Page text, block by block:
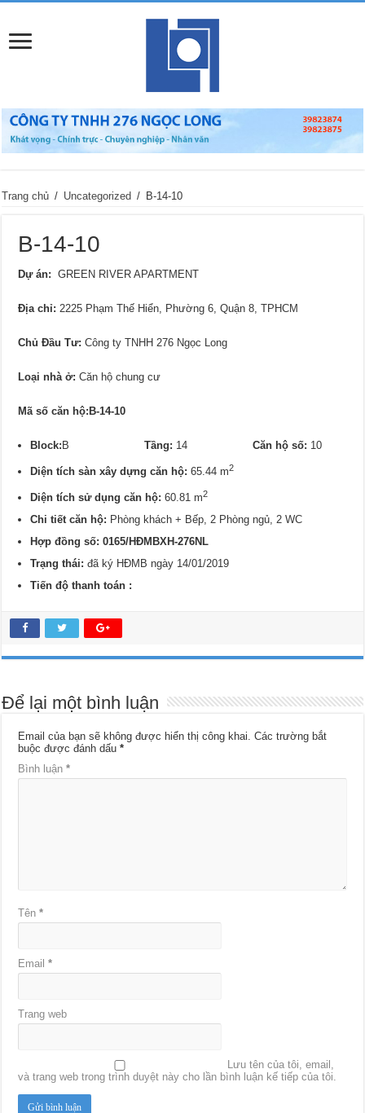
Trang chủ / Uncategorized / B-14-10
B-14-10
Dự án: GREEN RIVER APARTMENT
Địa chỉ: 2225 Phạm Thế Hiển, Phường 6, Quận 8, TPHCM
Chủ Đầu Tư: Công ty TNHH 276 Ngọc Long
Loại nhà ở: Căn hộ chung cư
Mã số căn hộ:B-14-10
Block:BTầng: 14Căn hộ số: 10
Diện tích sàn xây dựng căn hộ:65.44 m2
Diện tích sử dụng căn hộ: 60.81 m2
Chi tiết căn hộ: Phòng khách + Bếp, 2 Phòng ngủ, 2 WC
Hợp đồng số: 0165/HĐMBXH-276NL
Trạng thái:đã ký HĐMB ngày 14/01/2019
Tiến độ thanh toán :
Để lại một bình luận
Email của bạn sẽ không được hiển thị công khai. Các trường bắt
buộc được đánh dấu*
Bình luận*
Tên*
Email*
Trang web
Lưu tên của tôi, email,
và trang web trong trình duyệt này cho lần bình luận kế tiếp của tôi.